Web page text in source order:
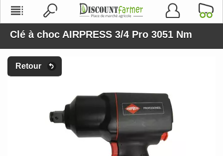
Clé à choc AIRPRESS 3/4 Pro 3051 Nm
Retour